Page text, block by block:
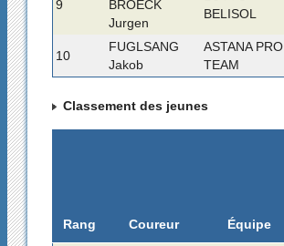
9
BROECK
Jurgen
BELISOL
10
FUGLSANG
Jakob
ASTANA PRO
TEAM
Classement des jeunes
Rang Coureur Équipe